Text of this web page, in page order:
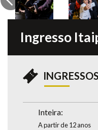
Previous
Ingresso
INGRESSOS
Inteira:
A partir de 12 anos